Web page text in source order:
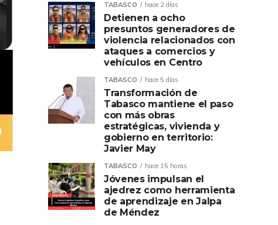
TABASCO hace 2 días
Detienen a ocho
presuntos generadores de
violencia relacionados con
ataques a comercios y
vehículos en Centro
TABASCO hace 5 días
Transformación de
Tabasco mantiene el paso
con más obras
estratégicas, vivienda y
gobierno en territorio:
Javier May
TABASCO hace 15 horas
Jóvenes impulsan el
ajedrez como herramienta
de aprendizaje en Jalpa
de Méndez